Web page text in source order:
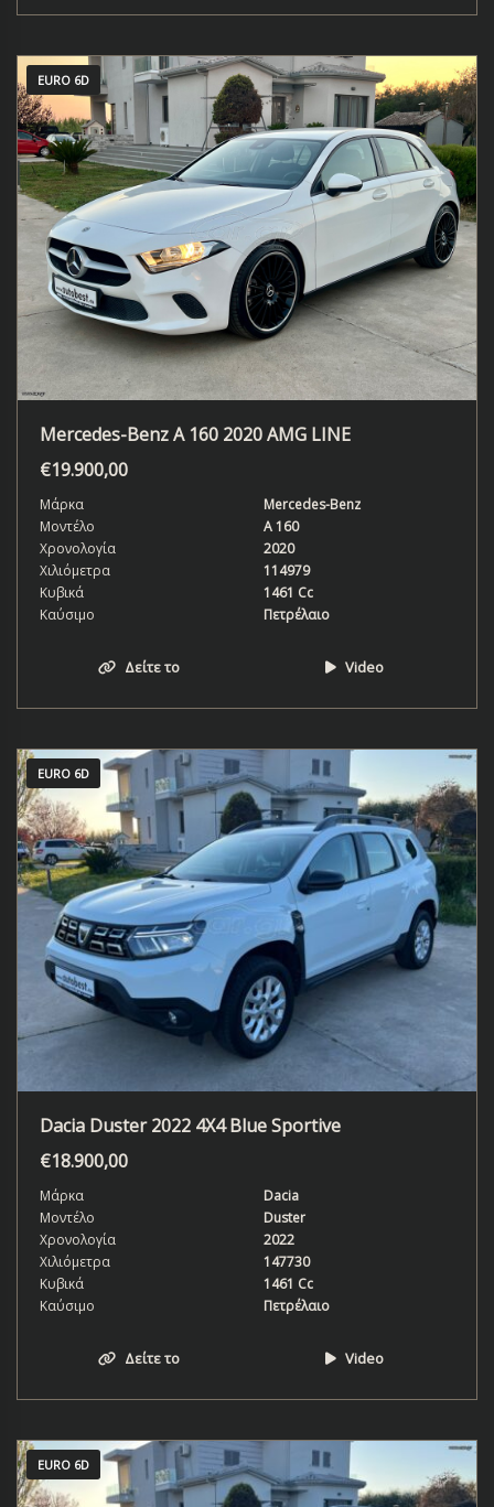
EURO 6D
Mercedes-Benz A 160 2020 AMG LINE
€19.900,00
Μάρκα
Mercedes-Benz
Μοντέλο
Α 160
Χρονολογία
2020
Χιλιόμετρα
114979
Κυβικά
1461 Cc
Καύσιμο
Πετρέλαιο
Δείτε το Video
EURO 6D
Dacia Duster 2022 4X4 Blue Sportive
€18.900,00
Μάρκα
Dacia
Μοντέλο
Duster
Χρονολογία
2022
Χιλιόμετρα
147730
Κυβικά
1461 Cc
Καύσιμο
Πετρέλαιο
Δείτε το Video
EURO 6D